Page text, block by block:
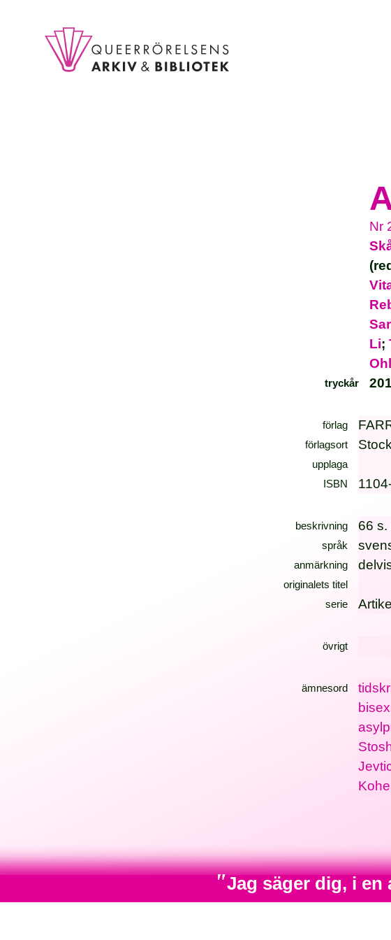
Nr
Li;
tryckår
förlag
förlagsort
upplaga
ISBN
beskrivning 66 s.
språk
anmärkning
originalets titel
serie
övrigt
ämnesord
"Jag säger dig, i